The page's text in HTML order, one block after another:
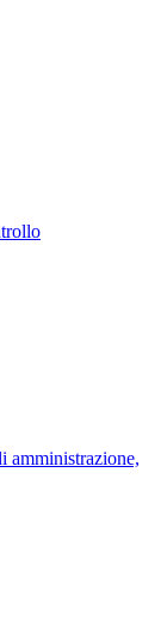
amministrazione,